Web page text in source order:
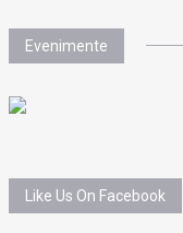
Evenimente
Like Us On Facebook